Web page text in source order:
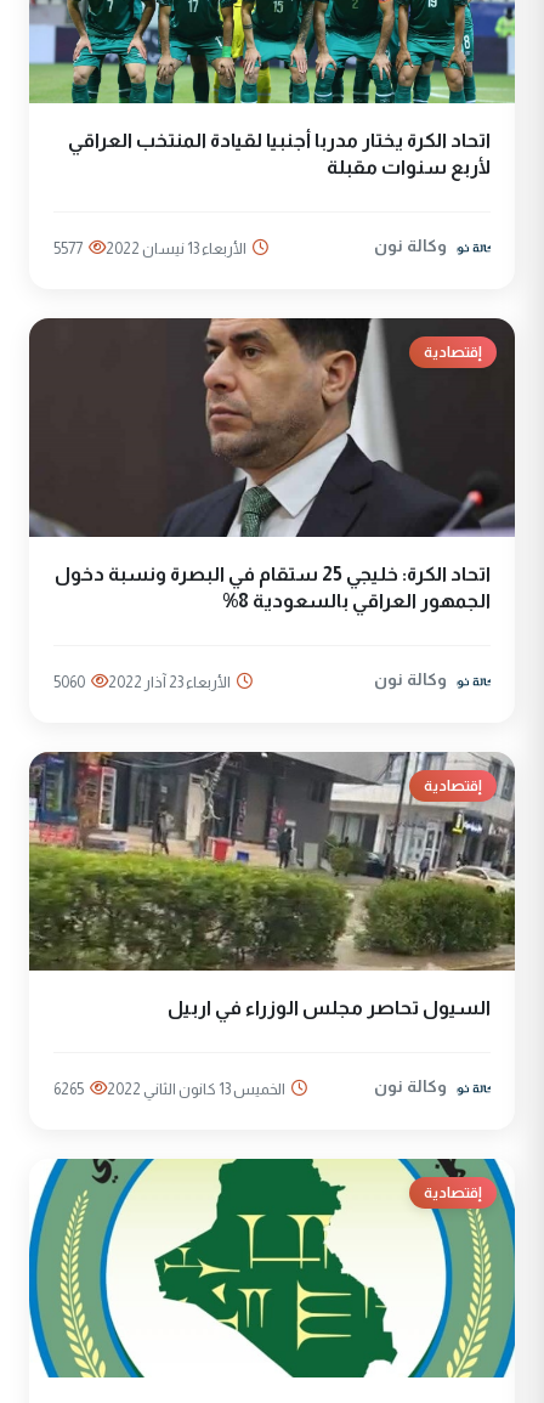
اتحاد الكرة يختار مدربا أجنبيا لقيادة المنتخب العراقي
لأربع سنوات مقبلة
وكالة نون الأربعاء 13 نيسان 2022 5577
إقتصادية
اتحاد الكرة: خليجي 25 ستقام في البصرة ونسبة دخول
الجمهور العراقي بالسعودية 8%
وكالة نون الأربعاء 23 آذار 2022 5060
إقتصادية
السيول تحاصر مجلس الوزراء في اربيل
وكالة نون الخميس 13 كانون الثاني 2022 6265
إقتصادية